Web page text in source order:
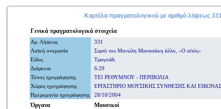
Καρτέλα πραγματολογικού με αριθμόλήψεως
Γενικά πραγματολογικά στοιχεία
Αρ. Λήψεως
331
Λαϊκή ονομασία
Συρτό του Μανώλη Μανασάκη άλλο, «Ο αϊτός»
Είδος
Τραγούδι
Διάρκεια
6:29
Τόπος ηχογράφησης
ΤΕΙ ΡΕΘΥΜΝΟΥ - ΠΕΡΙΒΟΛΙΑ
Χώρος ηχογράφησης
ΕΡΓΑΣΤΗΡΙΟ ΜΟΥΣΙΚΗΣ ΣΥΝΘΕΣΗΣ ΚΑΙ ΕΙΚΟΝΑΣ
Ημερομηνία ηχογράφησης 28/10/2004
Όργανα Μουσικοί